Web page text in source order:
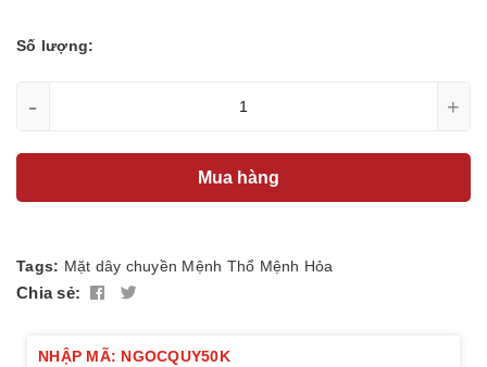
Số lượng:
- +
Mua hàng
Tags: Mặt dây chuyền Mệnh Thổ Mệnh Hỏa
Chia sẻ:
NHẬP MÃ: NGOCQUY50K